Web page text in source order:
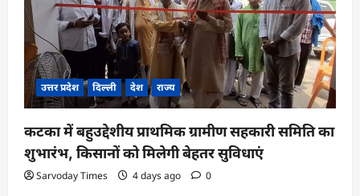
उत्तर प्रदेश दिल्ली देश राज्य
कटका में बहुउद्देशीय प्राथमिक ग्रामीण सहकारी समिति का
शुभारंभ, किसानों को मिलेगी बेहतर सुविधाएं
Sarvoday Times 4 days ago 0